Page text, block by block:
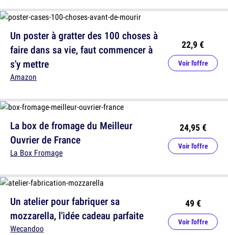
Un poster à gratter des 100 choses à
faire dans sa vie, faut commencer à
s'y mettre
Amazon
22,9 €
Voir l'offre
Un atelier pour fabriquer sa
mozzarella, l'idée cadeau parfaite
Wecandoo
49 €
Voir l'offre
La box de fromage du Meilleur
Ouvrier de France
La Box Fromage
24,95 €
Voir l'offre